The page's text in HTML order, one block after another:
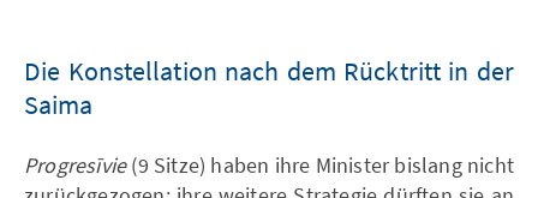
Die Konstellation nach dem Rücktritt in der
Saima
Progresīvie(9 Sitze) haben ihre Minister bislang nicht